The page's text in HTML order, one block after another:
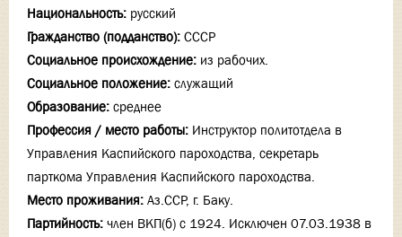
Национальность: русский
Гражданство (подданство): СССР
Социальное происхождение: из рабочих.
Социальное положение: служащий
Образование: среднее
Профессия / место работы: Инструктор политотдела в
Управления Каспийского пароходства, секретарь
парткома Управления Каспийского пароходства.
Место проживания: Аз.ССР, г. Баку.
Партийность: член ВКП(б) с 1924. Исключен 07.03.1938 в